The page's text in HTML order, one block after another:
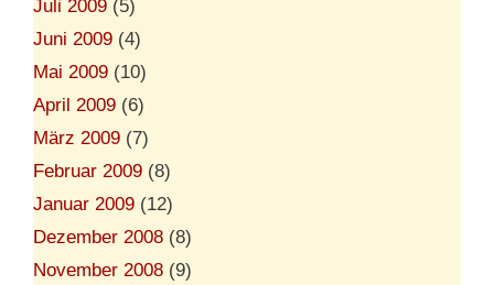
Juli 2009 (5)
Juni 2009 (4)
Mai 2009 (10)
April 2009 (6)
März 2009 (7)
Februar 2009 (8)
Januar 2009 (12)
Dezember 2008 (8)
November 2008 (9)